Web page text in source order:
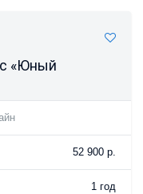
«Юный
52 900 р.
1 год